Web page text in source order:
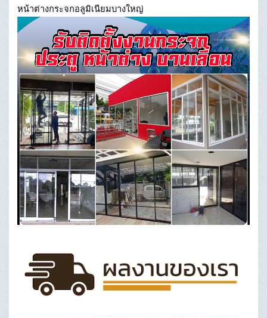
หน้าต่างกระจกอลูมิเนียมบางใหญ่